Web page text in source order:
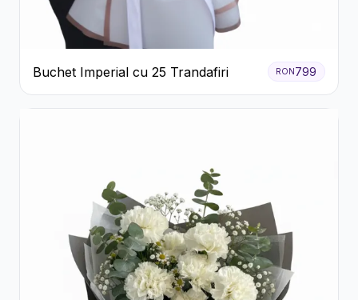
Buchet Imperial cu 25 Trandafiri RON799